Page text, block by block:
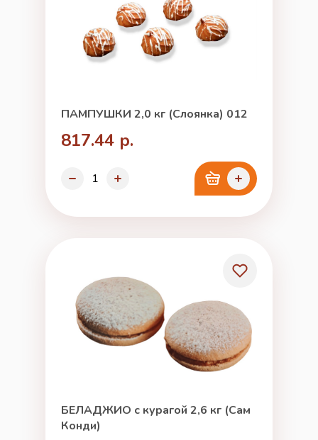
ПАМПУШКИ 2,0 кг (Слоянка) 012
817.44 р.
БЕЛАДЖИО с курагой 2,6 кг (Сам
Конди)